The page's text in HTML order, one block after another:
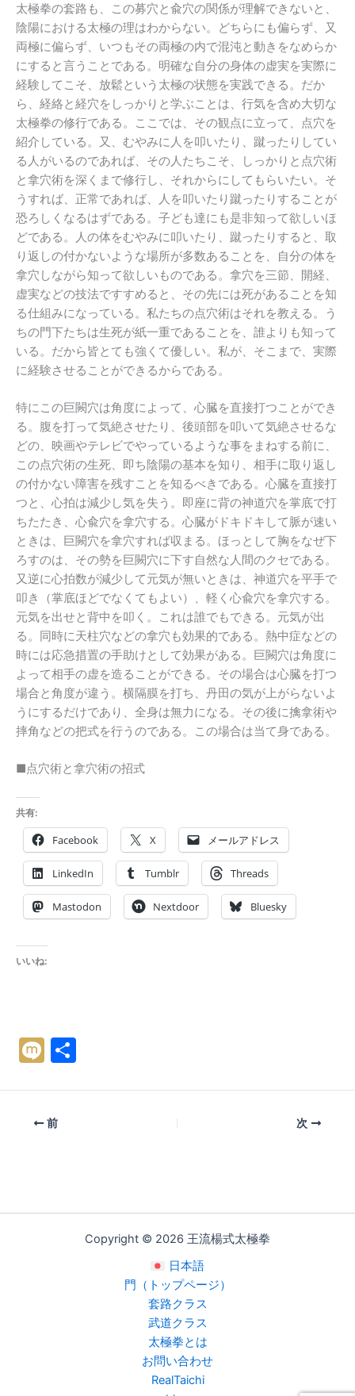
太極拳の套路も、この募穴と兪穴の関係が理解できないと、
陰陽における太極の理はわからない。どちらにも偏らず、又
両極に偏らず、いつもその両極の内で混沌と動きをなめらか
にすると言うことである。明確な自分の身体の虚実を実際に
経験してこそ、放鬆という太極の状態を実践できる。だか
ら、経絡と経穴をしっかりと学ぶことは、行気を含め大切な
太極拳の修行である。ここでは、その観点に立って、点穴を
紹介している。又、むやみに人を叩いたり、蹴ったりしてい
る人がいるのであれば、その人たちこそ、しっかりと点穴術
と拿穴術を深くまで修行し、それからにしてもらいたい。そ
うすれば、正常であれば、人を叩いたり蹴ったりすることが
恐ろしくなるはずである。子ども達にも是非知って欲しいほ
どである。人の体をむやみに叩いたり、蹴ったりすると、取
り返しの付かないような場所が多数あることを、自分の体を
拿穴しながら知って欲しいものである。拿穴を三節、開経、
虚実などの技法ですすめると、その先には死があることを知
る仕組みになっている。私たちの点穴術はそれを教える。う
ちの門下たちは生死が紙一重であることを、誰よりも知って
いる。だから皆とても強くて優しい。私が、そこまで、実際
に経験させることができるからである。
特にこの巨闕穴は角度によって、心臓を直接打つことができ
る。腹を打って気絶させたり、後頭部を叩いて気絶させるな
どの、映画やテレビでやっているような事をまねする前に、
この点穴術の生死、即ち陰陽の基本を知り、相手に取り返し
の付かない障害を残すことを知るべきである。心臓を直接打
つと、心拍は減少し気を失う。即座に背の神道穴を掌底で打
ちたたき、心兪穴を拿穴する。心臓がドキドキして脈が速い
ときは、巨闕穴を拿穴すれば収まる。ほっとして胸をなぜ下
ろすのは、その勢を巨闕穴に下す自然な人間のクセである。
又逆に心拍数が減少して元気が無いときは、神道穴を平手で
叩き（掌底ほどでなくてもよい）、軽く心兪穴を拿穴する。
元気を出せと背中を叩く。これは誰でもできる。元気が出
る。同時に天柱穴などの拿穴も効果的である。熱中症などの
時には応急措置の手助けとして効果がある。巨闕穴は角度に
よって相手の虚を造ることができる。その場合は心臓を打つ
場合と角度が違う。横隔膜を打ち、丹田の気が上がらないよ
うにするだけであり、全身は無力になる。その後に擒拿術や
摔角などの把式を行うのである。この場合は当て身である。
■点穴術と拿穴術の招式
共有:
Facebook X メールアドレス
LinkedIn Tumblr Threads
Mastodon Nextdoor Bluesky
いいね:
M
i
前 次
Copyright © 2026 王流楊式太極拳
日本語
門（トップページ）
套路クラス
武道クラス
太極拳とは
お問い合わせ
RealTaichi